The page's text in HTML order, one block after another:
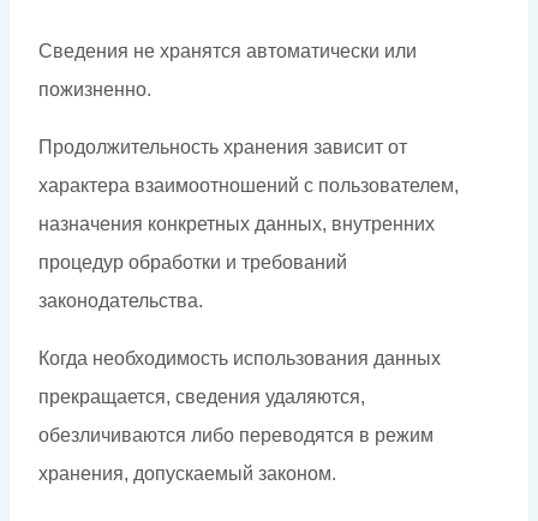
Сведения не хранятся автоматически или
пожизненно.
Продолжительность хранения зависит от
характера взаимоотношений с пользователем,
назначения конкретных данных, внутренних
процедур обработки и требований
законодательства.
Когда необходимость использования данных
прекращается, сведения удаляются,
обезличиваются либо переводятся в режим
хранения, допускаемый законом.